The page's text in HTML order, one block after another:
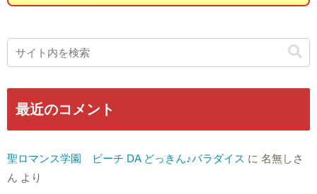
最近のコメント
聖ロマンス学園 ビーチ DA どっきん♪パラダイス に 名無しさ
ん より